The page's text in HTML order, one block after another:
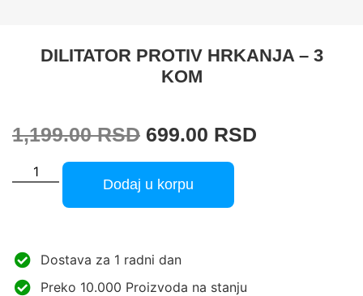
DILITATOR PROTIV HRKANJA – 3
KOM
1,199.00RSD 699.00 RSD
Dodaj u korpu
Dostava za 1 radni dan
Preko 10.000 Proizvoda na stanju